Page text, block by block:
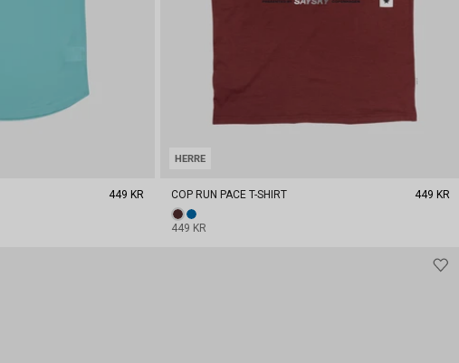
449 KR
HERRE
COP RUN PACE T-SHIRT 449 KR
449 KR